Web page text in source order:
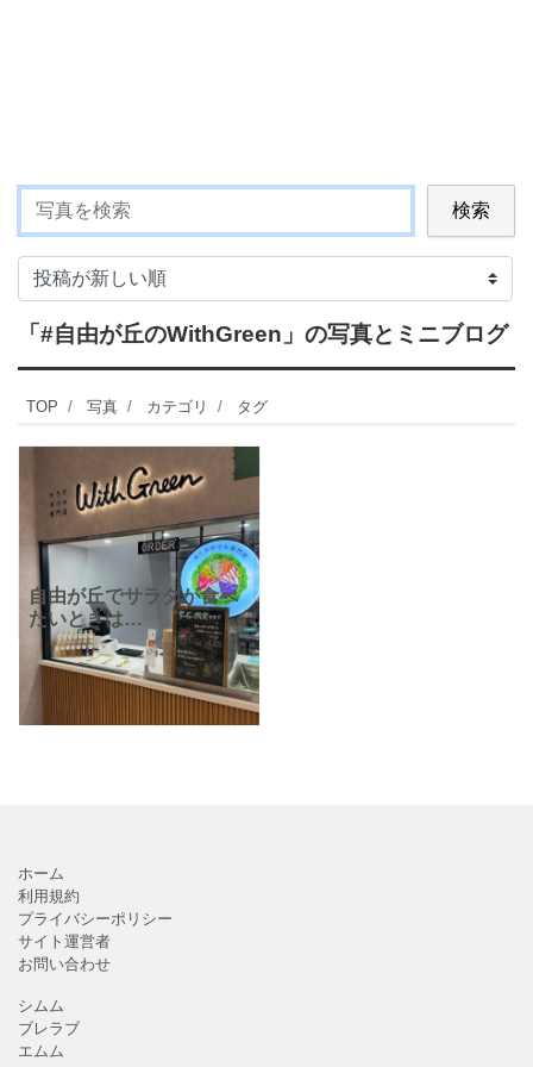
検索
「#自由が丘のWithGreen」 の写真とミニブログ
TOP 写真 カテゴリ タグ
自由が丘でサラダが食べ
たいときは
「WithGreen(ウィズグリ
ーン)自由が丘店」へ！
「一杯で、満足できるサ
ラダボウル。」というコ
ンセプト通り、主食サラ
ホーム
利用規約
プライバシーポリシー
サイト運営者
お問い合わせ
シムム
ブレラブ
エムム